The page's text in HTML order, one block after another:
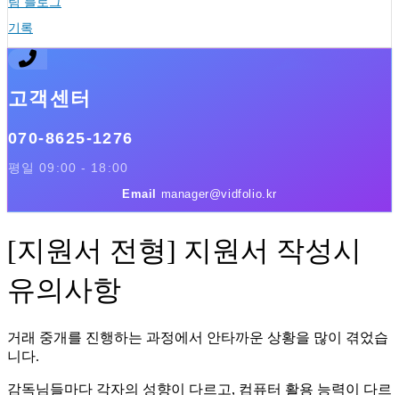
기록
고객센터
070-8625-1276
평일 09:00 - 18:00
Email manager@vidfolio.kr
[지원서 전형] 지원서 작성시
유의사항
거래 중개를 진행하는 과정에서 안타까운 상황을 많이 겪었습
니다.
감독님들마다 각자의 성향이 다르고, 컴퓨터 활용 능력이 다르